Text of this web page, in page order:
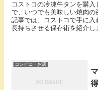
コストコの冷凍牛タンを購
で、いつでも美味しい焼肉
記事では、コストコで手に
長持ちさせる保存術を紹介し
コンビニ・お店